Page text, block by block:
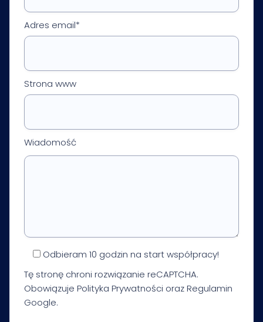
Adres email*
Strona www
Wiadomość
Odbieram 10 godzin na start współpracy!
Tę stronę chroni rozwiązanie reCAPTCHA.
Obowiązuje Polityka Prywatności orazRegulamin
Google.